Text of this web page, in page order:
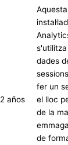
2 años
dades
fer un
el lloc
de la
de